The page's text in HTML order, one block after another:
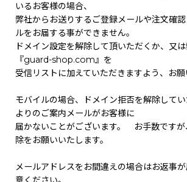
いるお客様の場合、
弊社からお送りするご登録メールや注文確
ルをお届する事ができません。
ドメイン設定を解除して頂いただくか、又
『guard-shop.com』を
受信リストに加えていただきますよう、お願
モバイルの場合、ドメイン拒否を解除して
よりのご案内メールがお客様に
届かないことがございます。 お手数ですが
除をお願いいたします。
メールアドレスをお間違えの場合はお返事